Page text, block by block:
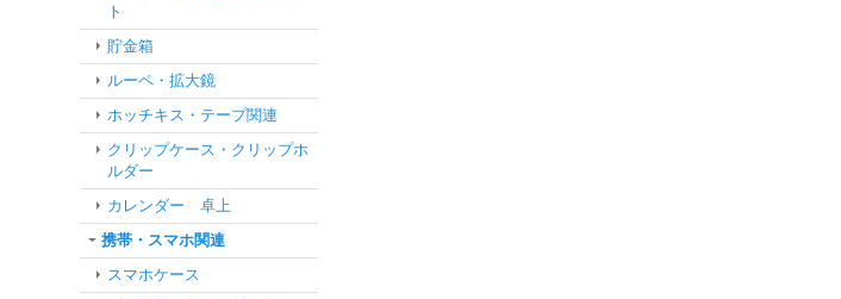
ト
貯金箱
ルーペ・拡大鏡
ホッチキス・テープ関連
クリップケース・クリップホ
ルダー
カレンダー 卓上
携帯・スマホ関連
スマホケース